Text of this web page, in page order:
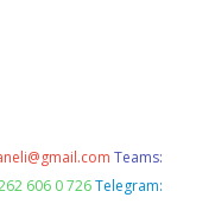
Teams:
606 0 726 Telegram: